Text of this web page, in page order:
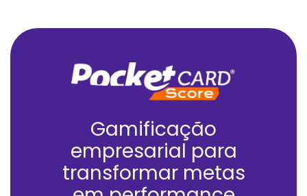
Gamificação
empresarial para
transformar metas